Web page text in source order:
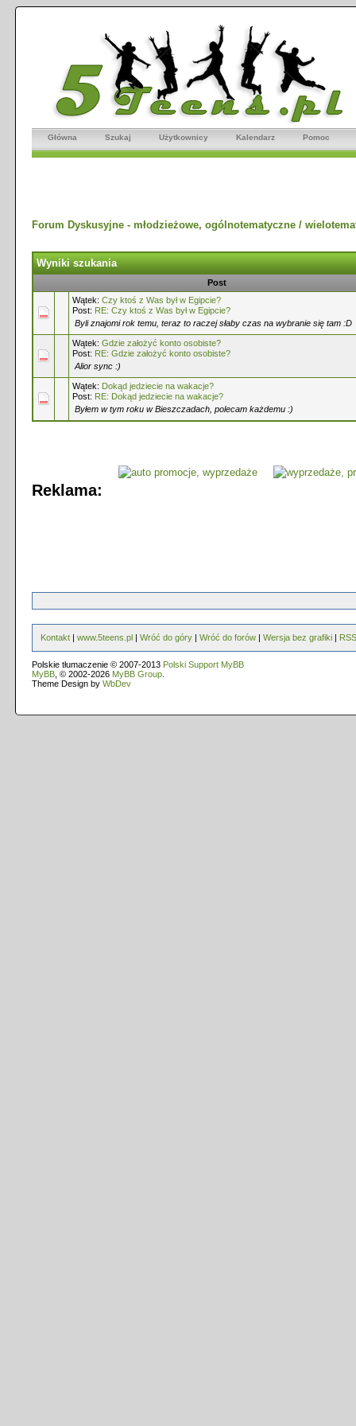
Główna Szukaj Użytkownicy Kalendarz Pomoc
Forum Dyskusyjne - młodzieżowe, ogólnotematyczne /
Wyniki szukania
Post
Wątek: Czy ktoś z Was był w Egipcie?
Post: RE: Czy ktoś z Was był w Egipcie?
Byli znajomi rok temu, teraz to raczej słaby czas na wybranie się tam :D
Wątek: Gdzie założyć konto osobiste?
Post: RE: Gdzie założyć konto osobiste?
Alior sync :)
Wątek: Dokąd jedziecie na wakacje?
Post: RE: Dokąd jedziecie na wakacje?
Byłem w tym roku w Bieszczadach, polecam każdemu :)
Reklama:
Kontakt | www.5teens.pl | Wróć do góry | Wróć do forów | Wersja bez grafiki | RSS
Polskie tłumaczenie © 2007-2013 Polski Support MyBB
MyBB , © 2002-2026 MyBB Group
Theme Design by WbDev